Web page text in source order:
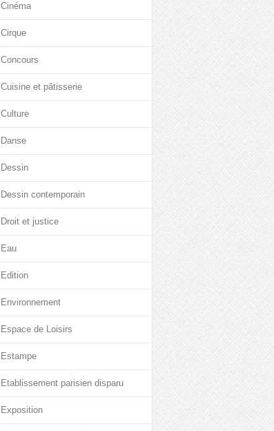
Cinéma
Cirque
Concours
Cuisine et pâtisserie
Culture
Danse
Dessin
Dessin contemporain
Droit et justice
Eau
Edition
Environnement
Espace de Loisirs
Estampe
Etablissement parisien disparu
Exposition